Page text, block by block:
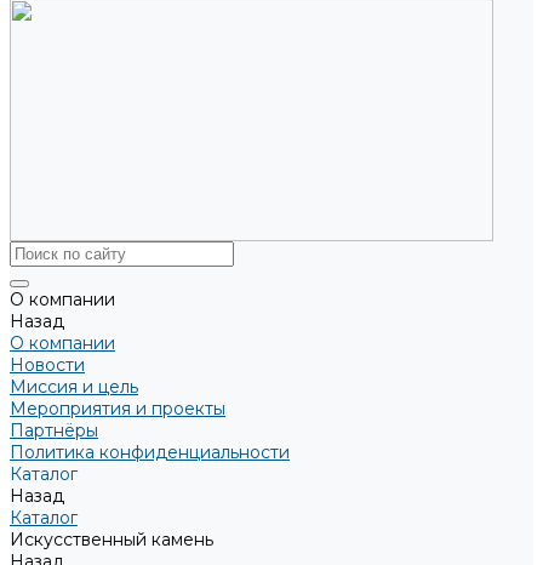
О компании
Назад
О компании
Новости
Миссия и цель
Мероприятия и проекты
Партнёры
Политика конфиденциальности
Каталог
Назад
Каталог
Искусственный камень